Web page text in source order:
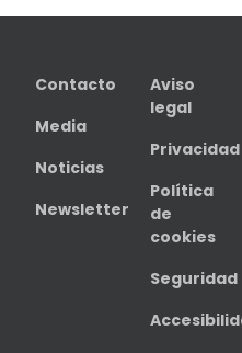
Contacto
Media
Noticias
Newsletter
Aviso
legal
Privacidad
Política
de
cookies
Seguridad